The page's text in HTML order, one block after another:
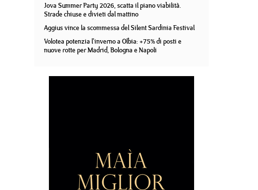
Jova Summer Party 2026, scatta il piano viabilità.
Strade chiuse e divieti dal mattino
Aggius vince la scommessa del Silent Sardinia Festival
Volotea potenzia l'inverno a Olbia: +75% di posti e
nuove rotte per Madrid, Bologna e Napoli